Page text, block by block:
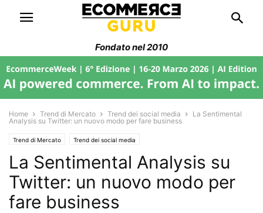
Fondato nel 2010
Home Trend di Mercato Trend dei social media
La Sentimental
Analysis su Twitter: un nuovo modo per fare business
Trend di Mercato Trend dei social media
La Sentimental Analysis su
Twitter: un nuovo modo per
fare business